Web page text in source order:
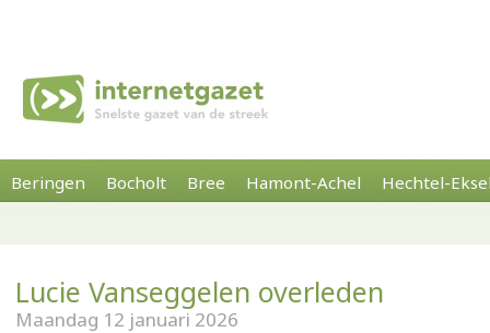
Beringen Bocholt Bree Hamont-Achel Hechtel-
Lucie Vanseggelen overleden
Maandag 12 januari 2026